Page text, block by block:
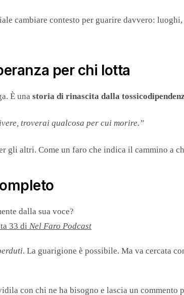
cambiare contesto per guarire davvero:
per chi lotta
È una storia di rinascita dalla
troverai qualcosa per cui morire.”
gli altri. Come un faro che indica il cammino a
dalla sua voce?
33 di Nel Faro Podcast
. La guarigione è possibile. Ma va cercata
con chi ne ha bisogno e lascia un commento